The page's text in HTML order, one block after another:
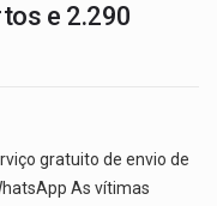
e 2.290
gratuito de envio de
As vítimas